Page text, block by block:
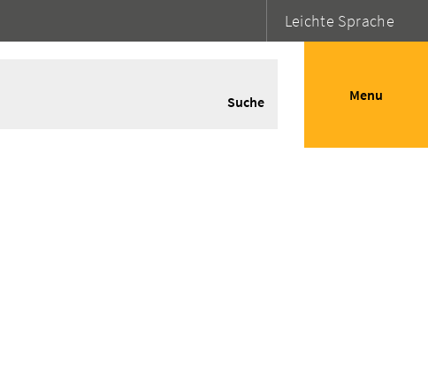
Leichte Sprache
Suche Menu